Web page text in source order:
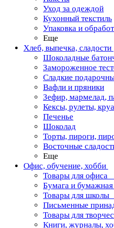
Уход за одеждой
Кухонный текстиль
Упаковка и
Еще
Хлеб, выпечка, сладости
Шоколадные
Замороженное
Сладкие
Вафли и пряники
Зефир, мармелад,
Кексы, рулеты,
Печенье
Шоколад
Торты, пироги,
Восточные
Еще
Офис, обучение, хобби
Товары для офиса
Бумага и
Товары для школы
Письменные
Товары для
Книги, журналы,